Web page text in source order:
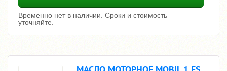
Временно нет в наличии. Сроки и стоимость
уточняйте.